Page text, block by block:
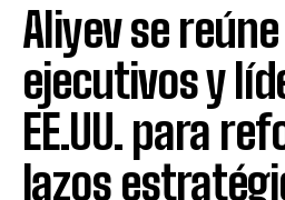
Aliyev se
ejecutivos y
EE.UU. para
lazos